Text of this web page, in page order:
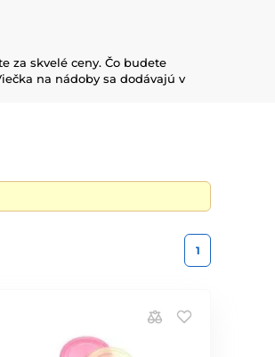
za skvelé ceny. Čo budete
na nádoby sa dodávajú v
1